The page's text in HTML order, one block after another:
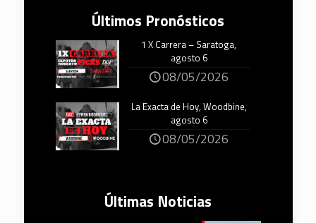
Últimos Pronósticos
1 X Carrera – Saratoga,
agosto 6
08/05/2026
La Exacta de Hoy, Woodbine,
agosto 6
08/05/2026
Últimas Noticias